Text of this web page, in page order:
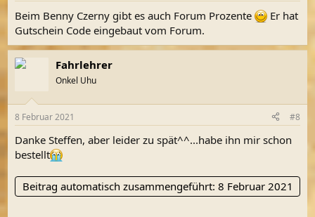
Beim Benny Czerny gibt es auch Forum Prozente
Er hat
Gutschein Code eingebaut vom Forum.
Fahrlehrer
Onkel Uhu
8 Februar 2021 #8
Danke Steffen, aber leider zu spät^^...habe ihn mir schon
bestellt
Beitrag automatisch zusammengeführt: 8 Februar 2021